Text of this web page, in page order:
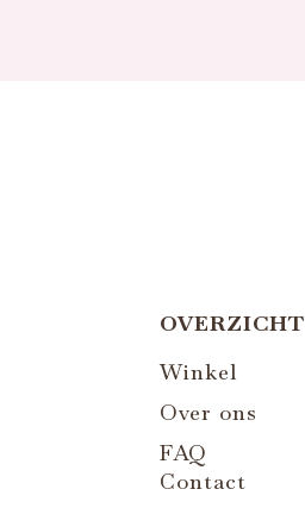
OVERZICHT
Winkel
Over ons
FAQ
Contact